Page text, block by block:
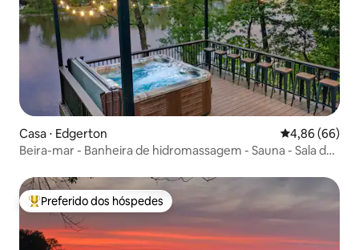
Casa ⋅ Edgerton 4,86 de uma
4,86 (66)
Beira-mar - Banheira de hidromassagem - Sauna - Sala de
Entre os melhores preferidos dos hóspedes
Preferido dos hóspedes